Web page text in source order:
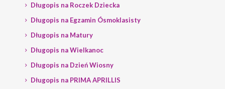
Długopis na Roczek Dziecka
Długopis na Egzamin Ósmoklasisty
Długopis na Matury
Długopis na Wielkanoc
Długopis na Dzień Wiosny
Długopis na PRIMA APRILLIS